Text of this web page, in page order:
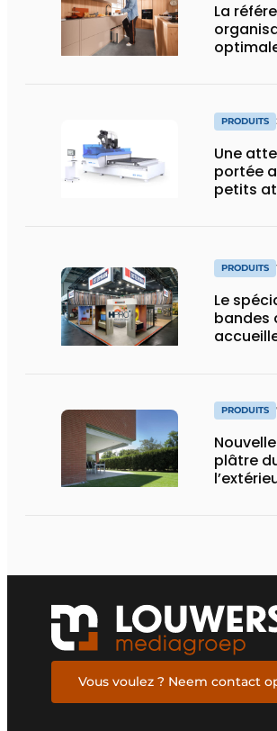
La
PRODUITS
Une
portée
petits
PRODUITS
Le
bandes
PRODUITS
plâtre
Vous voulez ? Neem contact